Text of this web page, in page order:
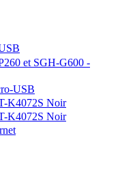
et SGH-G600 -
USB
K4072S Noir
K4072S Noir